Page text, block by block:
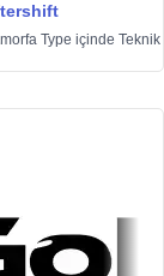
Type içinde Teknik